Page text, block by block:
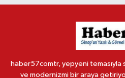
haber57comtr, yepyeni
ve modernizmi bir araya